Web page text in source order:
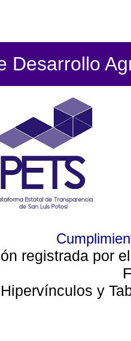
Desarrollo
registrada por
Hipervínculos y